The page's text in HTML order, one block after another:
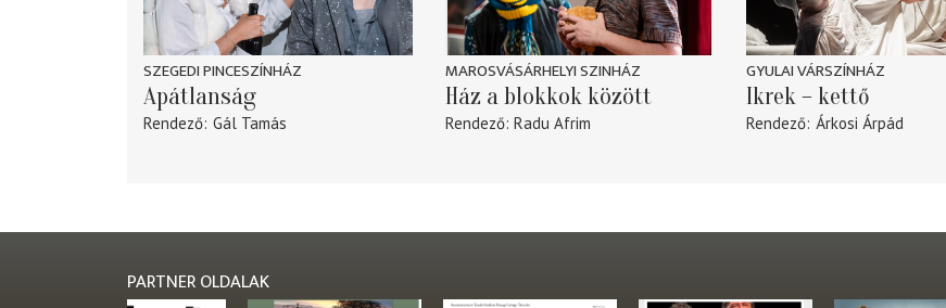
SZEGEDI PINCESZÍNHÁZ
Apátlanság
Rendező Gál Tamás
MAROSVÁSÁRHELYI SZINHÁZ
Ház a blokkok között
Rendező Radu Afrim
GYULAI VÁRSZÍNHÁZ
Ikrek – kettő
Rendező Árkosi Árpád
PARTNER OLDALAK